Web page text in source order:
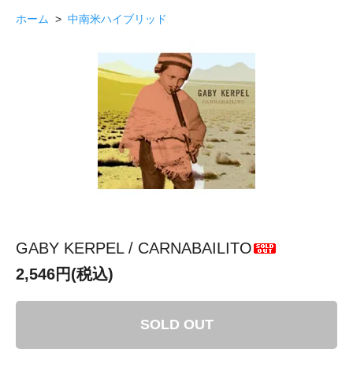
ホーム > 中南米ハイブリッド
GABY KERPEL / CARNABAILITO
2,546円(税込)
SOLD OUT